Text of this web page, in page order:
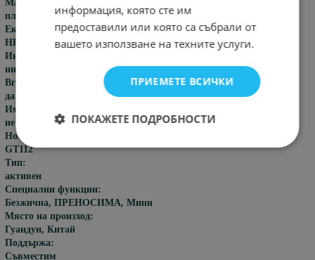
Материал на шкафа:
пластмаса
Екран:
НЕ
Интелигентен личен асистент:
нито един
Вграден микрофон:
да
Име на марката:
не
Номер на модела:
GT112
Тип:
активен
Специални функции:
Безжична, ПРЕНОСИМА, Мини
Място на произход:
Гуандун, Китай
Поддържа:
Съвместим
информация, която сте им
предоставили или която са събрали от
вашето използване на техните услуги.
ПРИЕМЕТЕ ВСИЧКИ
ПОКАЖЕТЕ ПОДРОБНОСТИ